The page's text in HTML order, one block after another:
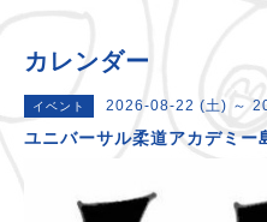
カレンダー
イベント 2026-08-22 (土) ～
ユニバーサル柔道アカデミー